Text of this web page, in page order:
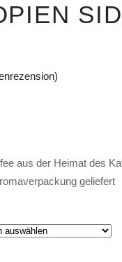
aus der Heimat des
geliefert